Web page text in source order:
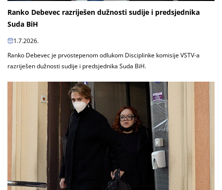
Ranko Debevec razriješen dužnosti sudije i predsjednika
Suda BiH
1.7.2026.
Ranko Debevec je prvostepenom odlukom Disciplinke komisije VSTV-a
razriješen dužnosti sudije i predsjednika Suda BiH.